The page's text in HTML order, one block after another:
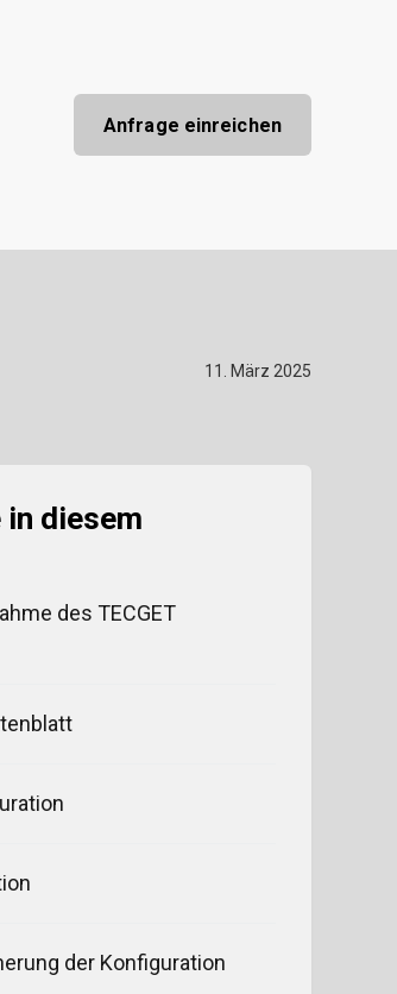
Anfrage einreichen
11. März 2025
diesem
des TECGET
der Konfiguration